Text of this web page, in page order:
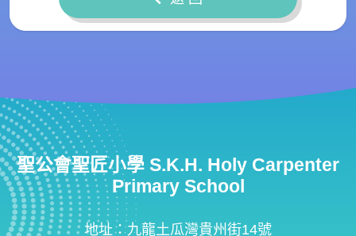
聖公會聖匠小學 S.K.H. Holy Carpenter
Primary School
地址：九龍土瓜灣貴州街14號